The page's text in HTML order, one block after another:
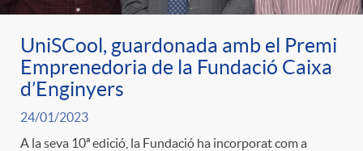
UniSCool, guardonada amb el Premi
Emprenedoria de la Fundació Caixa
d’Enginyers
24/01/2023
A la seva 10ª edició, la Fundació ha incorporat com a